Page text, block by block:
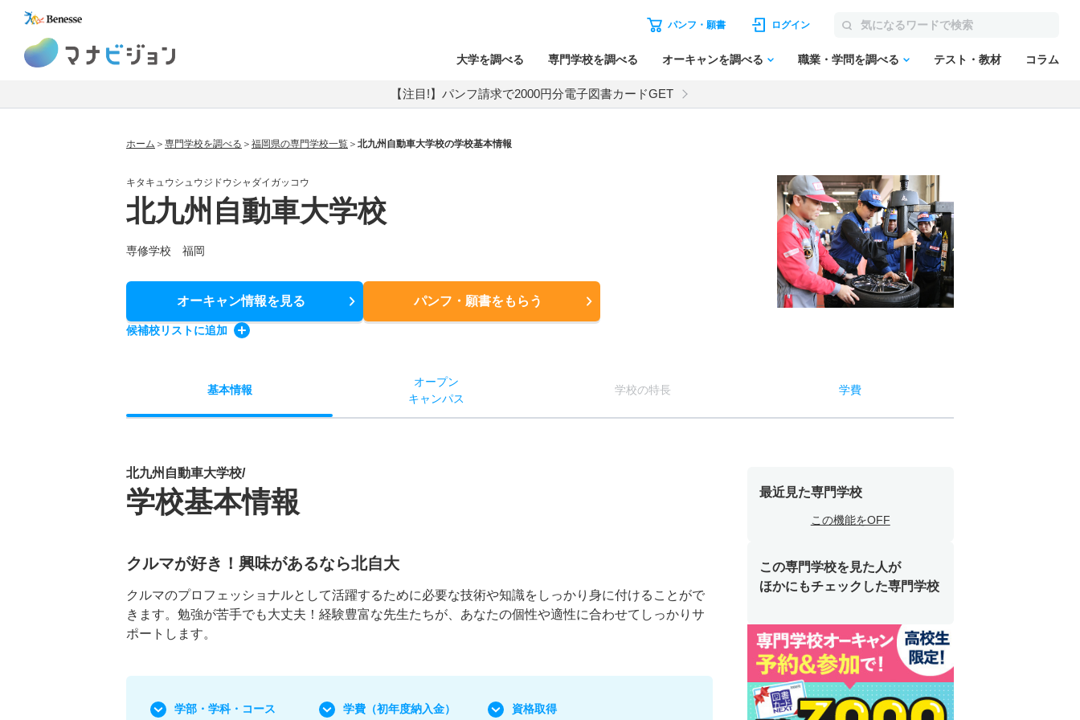
パンフ・願書 ログイン
大学を調べる 専門学校を調べる オーキャンを調べる 職業・学問を調べる テスト・教材 コラム
【注目!】パンフ請求で2000円分電子図書カードGET
ホーム 専門学校を調べる 福岡県の専門学校一覧 北九州自動車大学校の学校基本情報
キタキュウシュウジドウシャダイガッコウ
北九州自動車大学校
専修学校 福岡
オーキャン情報を見る パンフ・願書をもらう
候補校リストに追加
基本情報
オープン
キャンパス
学校の特長 学費
北九州自動車大学校/
学校基本情報
クルマが好き！興味があるなら北自大
クルマのプロフェッショナルとして活躍するために必要な技術や知識をしっかり身に付けることがで
きます。勉強が苦手でも大丈夫！経験豊富な先生たちが、あなたの個性や適性に合わせてしっかりサ
ポートします。
学部・学科 ・コース 学費 （初年度納入金）
資格取得
最近見た専門学校
この機能をOFF
この専門学校を見た人が
ほかにもチェックした専門学校